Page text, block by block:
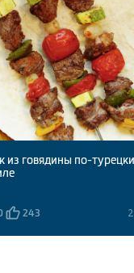
говядины по-
243